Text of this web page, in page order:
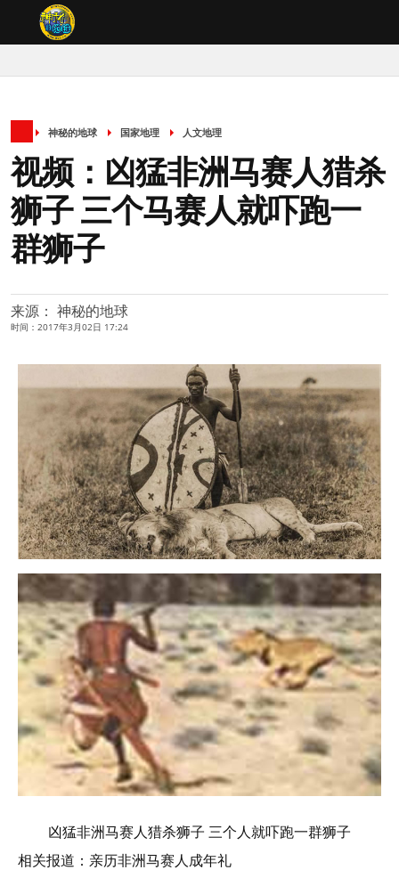
神秘的地球 国家地理 人文地理
视频：凶猛非洲马赛人猎杀
狮子 三个马赛人就吓跑一
群狮子
来源： 神秘的地球
时间：2017年3月02日 17:24
凶猛非洲马赛人猎杀狮子 三个人就吓跑一群狮子
相关报道：亲历非洲马赛人成年礼